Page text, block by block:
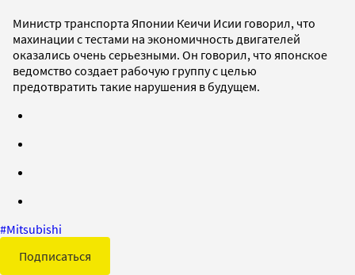
Министр транспорта Японии Кеичи Исии говорил, что
махинации с тестами на экономичность двигателей
оказались очень серьезными. Он говорил, что японское
ведомство создает рабочую группу с целью
предотвратить такие нарушения в будущем.
#Mitsubishi
Подписаться